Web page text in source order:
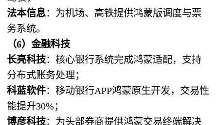
法本信息：为机场、高铁提供鸿蒙版调度与票
务系统。
（6）金融科技
长亮科技：核心银行系统完成鸿蒙适配，支持
分布式账务处理；
科蓝软件：移动银行APP鸿蒙原生开发，交易性
能提升30%；
博彦科技：为头部券商提供鸿蒙交易终端解决